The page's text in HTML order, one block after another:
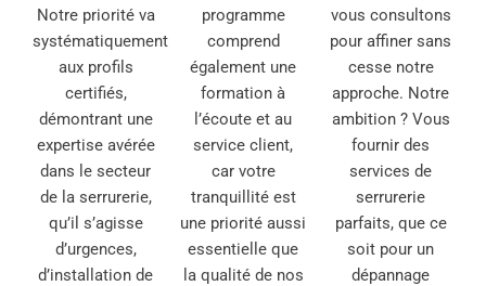
Notre priorité va
systématiquement
aux profils
certifiés,
démontrant une
expertise avérée
dans le secteur
de la serrurerie,
qu’il s’agisse
d’urgences,
d’installation de
programme
comprend
également une
formation à
l’écoute et au
service client,
car votre
tranquillité est
une priorité aussi
essentielle que
la qualité de nos
vous consultons
pour affiner sans
cesse notre
approche. Notre
ambition ? Vous
fournir des
services de
serrurerie
parfaits, que ce
soit pour un
dépannage